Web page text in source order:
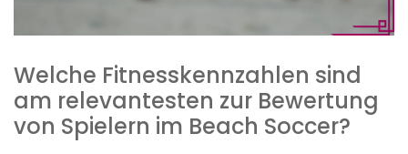
Welche Fitnesskennzahlen sind
am relevantesten zur Bewertung
von Spielern im Beach Soccer?